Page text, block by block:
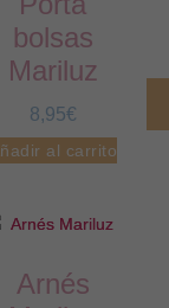
bolsas
Mariluz
8,95€
al carrito
Arnés